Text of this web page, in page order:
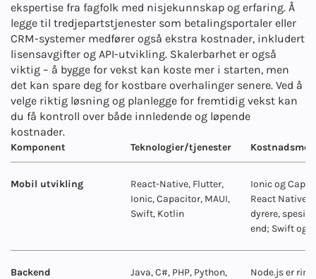
ekspertise fra fagfolk med nisjekunnskap og erfaring. Å
legge til tredjepartstjenester som betalingsportaler eller
CRM-systemer medfører også ekstra kostnader, inkludert
lisensavgifter og API-utvikling. Skalerbarhet er også
viktig – å bygge for vekst kan koste mer i starten, men
det kan spare deg for kostbare overhalinger senere. Ved å
velge riktig løsning og planlegge for fremtidig vekst kan
du få kontroll over både innledende og løpende
kostnader.
Komponent Teknologier/tjenester
Mobil utvikling
React-Native, Flutter,
Ionic, Capacitor, MAUI,
Swift, Kotlin
Ionic og
React Native
dyrere,
end; Swift og
Backend
Java, C#, PHP, Python,
Node.js er